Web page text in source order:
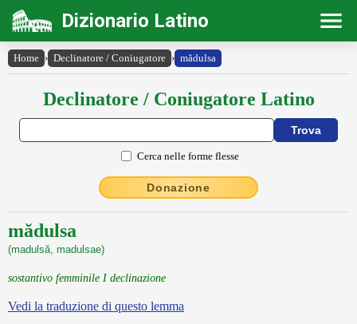
Dizionario Latino
Home › Declinatore / Coniugatore › mădulsa
Declinatore / Coniugatore Latino
Cerca nelle forme flesse
Donazione
mădulsa
(madulsă, madulsae)
sostantivo femminile I declinazione
Vedi la traduzione di questo lemma